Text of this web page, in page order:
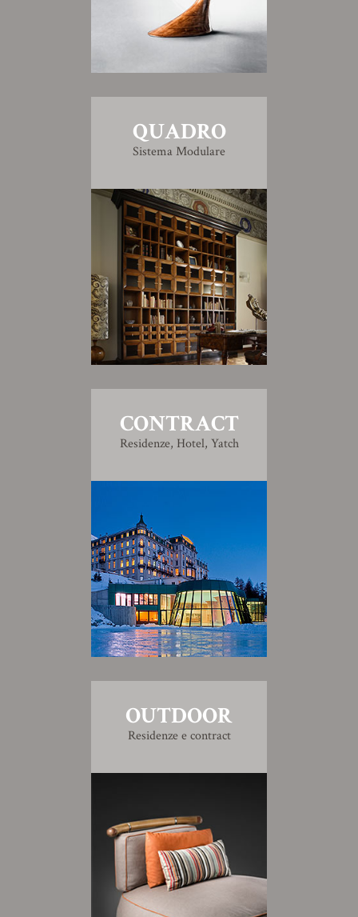
QUADRO
Sistema Modulare
CONTRACT
Residenze, Hotel, Yatch
OUTDOOR
Residenze e contract